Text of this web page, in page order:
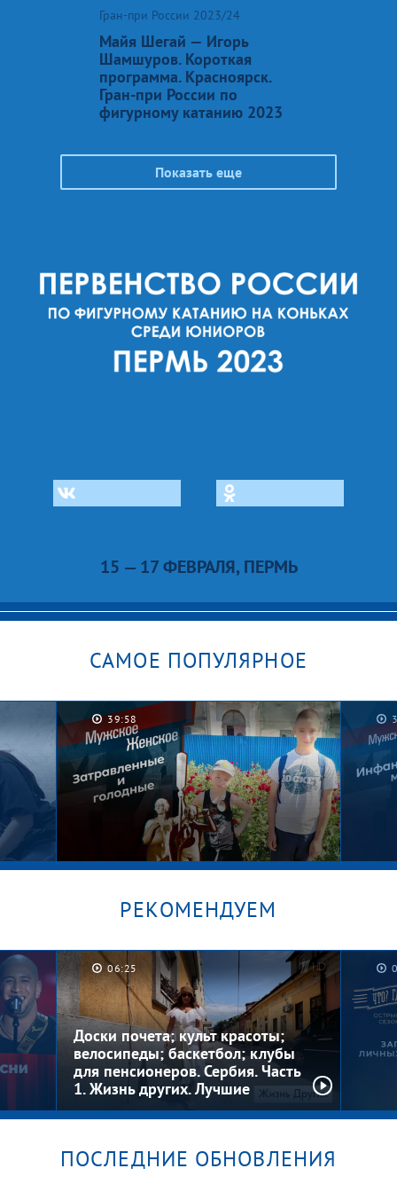
Гран-при России 2023/24
Майя Шегай — Игорь
Шамшуров. Короткая
программа. Красноярск.
Гран-при России по
фигурному катанию 2023
Показать еще
15 — 17 ФЕВРАЛЯ, ПЕРМЬ
САМОЕ ПОПУЛЯРНОЕ
39:58
Котлеты на шкафу. Мужское /
Женское
РЕКОМЕНДУЕМ
06:25
Доски почета; культ красоты;
велосипеды; баскетбол; клубы
для пенсионеров. Сербия. Часть
1. Жизнь других. Лучшие
моменты
ПОСЛЕДНИЕ ОБНОВЛЕНИЯ